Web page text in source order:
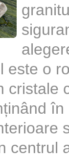
este o
cristale
centrul